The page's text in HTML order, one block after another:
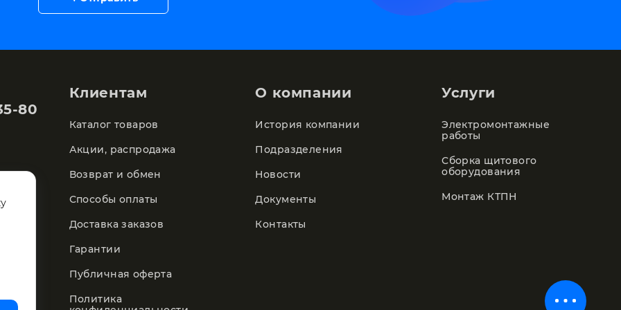
80
Клиентам
Каталог товаров
Акции, распродажа
Возврат и обмен
Способы оплаты
Доставка заказов
Гарантии
Публичная оферта
Политика
О компании
История компании
Подразделения
Новости
Документы
Контакты
Услуги
Электромонтажные
работы
Сборка щитового
оборудования
Монтаж КТПН